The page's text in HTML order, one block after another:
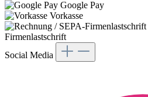
Google Pay
Vorkasse
Firmenlastschrift
Social Media